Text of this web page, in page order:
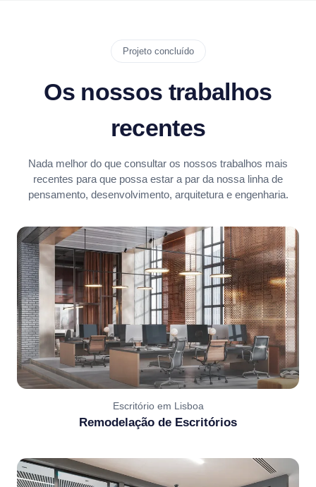
Projeto concluído
Os nossos trabalhos
recentes
Nada melhor do que consultar os nossos trabalhos mais
recentes para que possa estar a par da nossa linha de
pensamento, desenvolvimento, arquitetura e engenharia.
Escritório em Lisboa
Remodelação de Escritórios